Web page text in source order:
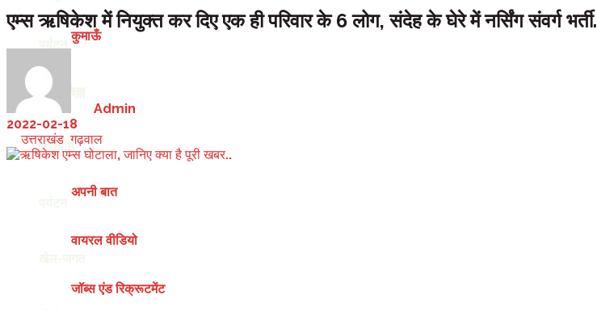
पर्यटन
खेल-जगत
अन्य
अपनी बात
वायरल वीडियो
जॉब्स एंड रिक्रूटमेंट
कुमाऊँ
देश-दुनिया
संस्कृति
एम्स ऋषिकेश में नियुक्त कर दिए एक ही परिवार के 6 लोग, संदेह के घेरे में नर्सिंग संवर्ग भर्ती.
Admin
2022-02-18
उत्तराखंड ,गढ़वाल